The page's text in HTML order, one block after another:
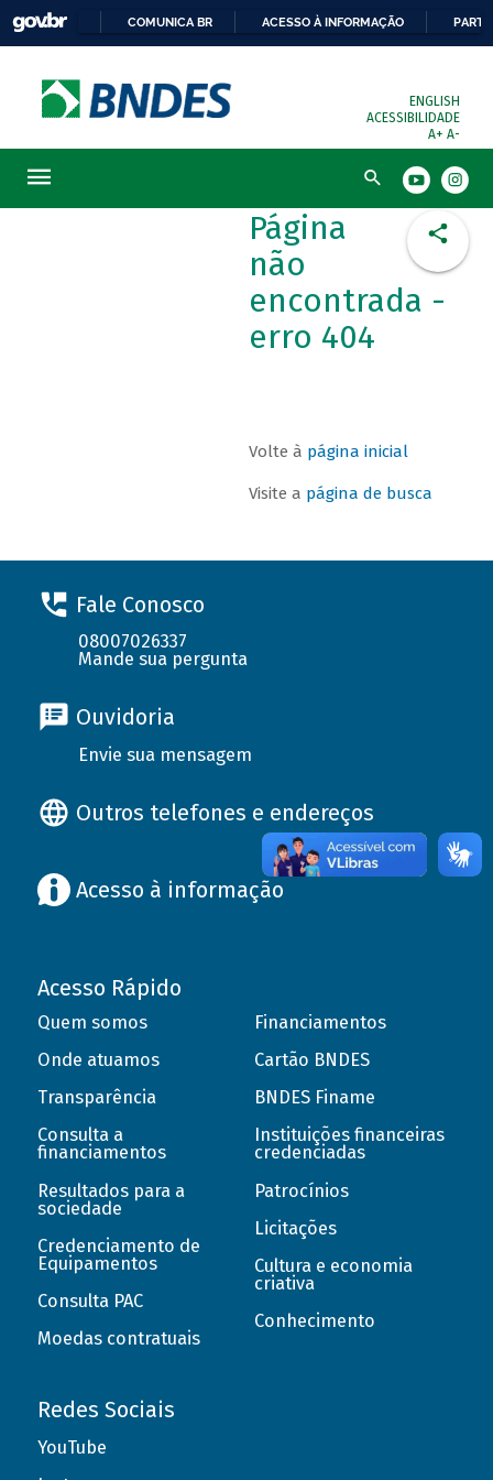
COMUNICA BR ACESSO À INFORMAÇÃO
ENGLISH
ACESSIBILIDADE
A+ A-
Busca
Página
não
encontrada -
erro 404
Volte à página inicial
Visite a página de busca
Fale Conosco
08007026337
Mande sua pergunta
Ouvidoria
Envie sua mensagem
Outros telefones e endereços
Acesso à informação
Acesso Rápido
Quem somos
Onde atuamos
Transparência
Consulta a
financiamentos
Resultados para a
sociedade
Credenciamento de
Equipamentos
Consulta PAC
Moedas contratuais
Financiamentos
Cartão BNDES
BNDES Finame
Instituições financeiras
credenciadas
Patrocínios
Licitações
Cultura e economia
criativa
Conhecimento
Redes Sociais
YouTube